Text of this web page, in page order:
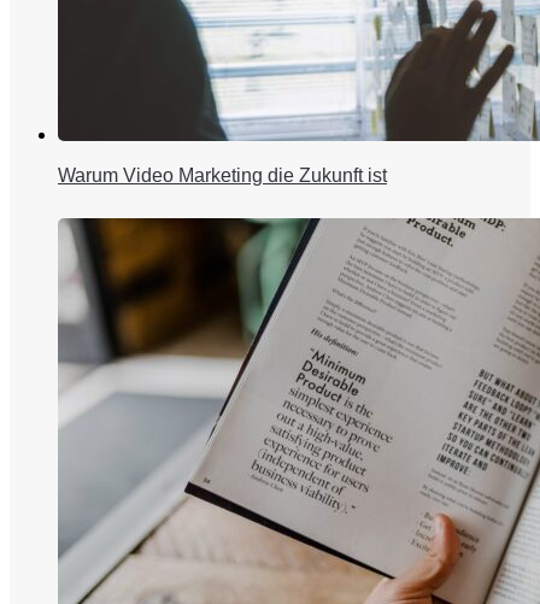
Warum Video Marketing die Zukunft ist